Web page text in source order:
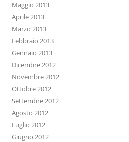
Maggio 2013
Aprile 2013
Marzo 2013
Febbraio 2013
Gennaio 2013
Dicembre 2012
Novembre 2012
Ottobre 2012
Settembre 2012
Agosto 2012
Luglio 2012
Giugno 2012